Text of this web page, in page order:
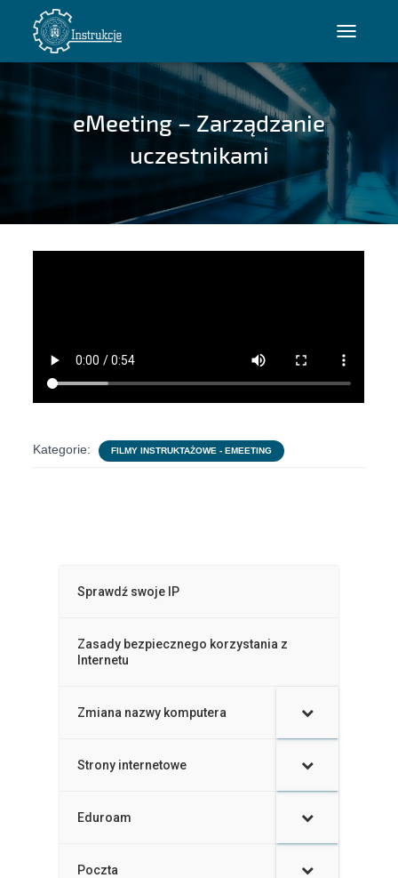
R
Ą
C
Z
N
A
Ę
eMeeting – Zarządzanie
uczestnikami
Kategorie: FILMY INSTRUKTAŻOWE - EMEETING
Sprawdź swoje IP
Zasady bezpiecznego korzystania z
Internetu
Zmiana nazwy komputera
–
Strony internetowe
Eduroam
Poczta